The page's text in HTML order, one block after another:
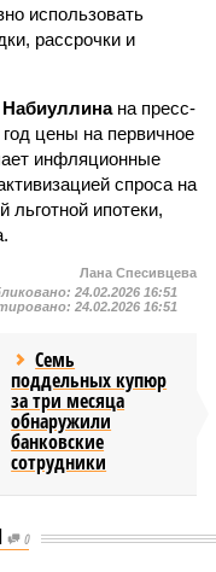
использовать
рассрочки и
на пресс-
цены на первичное
инфляционные
спроса на
ипотеки,
Лана Спесивцева
24.02.2026 16:51
24.02.2026 16:51
Семь
поддельных купюр
за три месяца
обнаружили
банковские
сотрудники
0